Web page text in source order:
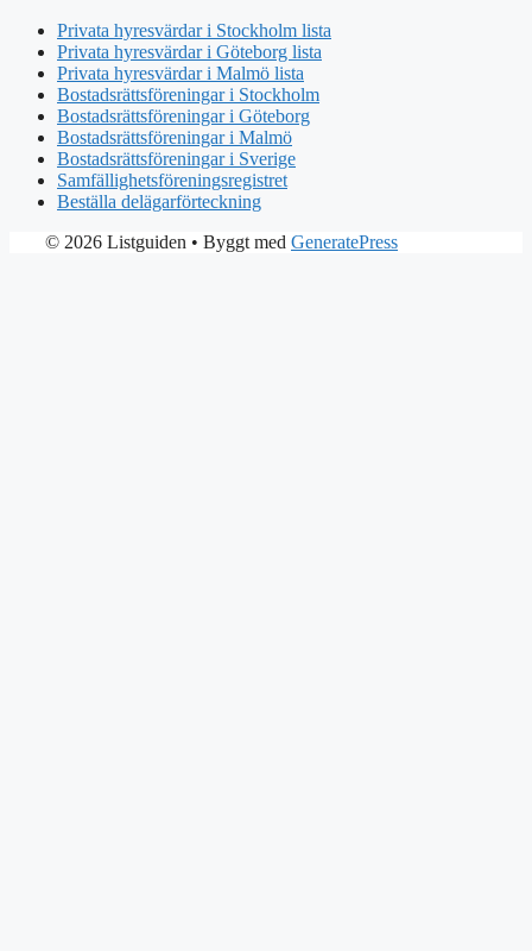
Privata hyresvärdar i Stockholm lista
Privata hyresvärdar i Göteborg lista
Privata hyresvärdar i Malmö lista
Bostadsrättsföreningar i Stockholm
Bostadsrättsföreningar i Göteborg
Bostadsrättsföreningar i Malmö
Bostadsrättsföreningar i Sverige
Samfällighetsföreningsregistret
Beställa delägarförteckning
© 2026 Listguiden • Byggt med GeneratePress